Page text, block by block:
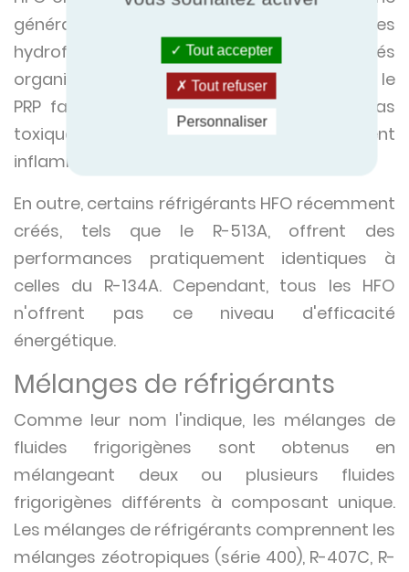
génération de réfrigérants. Les
hydrofluorooléfines sont des composés
organiques insaturés dont le PDO est nul et le
PRP faible. La plupart des HFO ne sont pas
toxiques et sont soit légèrement
inflammables, soit ininflammables.
En outre, certains réfrigérants HFO récemment
créés, tels que le R-513A, offrent des
performances pratiquement identiques à
celles du R-134A. Cependant, tous les HFO
n'offrent pas ce niveau d'efficacité
énergétique.
Mélanges de réfrigérants
Comme leur nom l'indique, les mélanges de
fluides frigorigènes sont obtenus en
mélangeant deux ou plusieurs fluides
frigorigènes différents à composant unique.
Les mélanges de réfrigérants comprennent les
mélanges zéotropiques (série 400), R-407C, R-
Tout accepter
Tout refuser
Personnaliser